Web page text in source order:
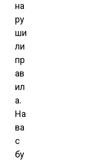
на
ру
ши
ли
пр
ав
ил
а.
На
ва
с
бу